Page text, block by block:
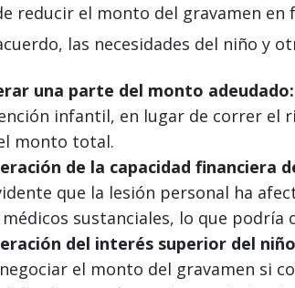
reducir el monto del gravamen
las necesidades del niño y
una parte del monto adeudado:
infantil, en lugar de correr el
monto total.
de la capacidad financiera
que la lesión personal ha
sustanciales, lo que
del interés superior del
el monto del gravamen si